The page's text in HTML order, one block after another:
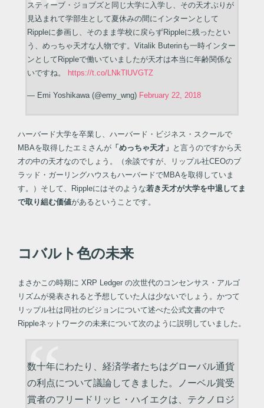
スティーブ・ジョブズと同じ大学に入学し、その天才ぶりが
見込まれて学部生として夏休みの間にインターンとして
Rippleに参画し、そのまま学校に戻らずRippleに残ったとい
う、めっちゃ天才な人物です。Vitalik Buterinも一時インター
ンとしてRippleで働いていましたが天才は本当に年齢関係な
いですね。
https://t.co/LNkTlUVGTZ
— Emi Yoshikawa (@emy_wng) February 22, 2018
ハーバード大学を卒業し、ハーバード・ビジネス・スクールで
MBAを取得したエミさんが 「めっちゃ天才」 と言うのですから天
才の中の天才なのでしょう。（余談ですが、リップル社CEOのブ
ラッド・ガーリングハウスもハーバードでMBAを取得していま
す。）そして、Rippleにはそのような若き天才が大学を中退してま
で取り組む価値があるということです。
コバルト色の未来
まさかこの時期に XRP Ledger の次世代のコンセンサス・アルゴ
リズムが発表されると予想していた人は少ないでしょう。かつて
リップル社は同社のビジョンについて述べた公式文書の中で
Rippleネットワークの未来について次のように説明していました。
数十年にわたり、経済学者たちはグローバル通貨
の利点について議論してきました。ノーベル賞受
賞者のフリードリッヒ・ハイエクは、テクノロジ